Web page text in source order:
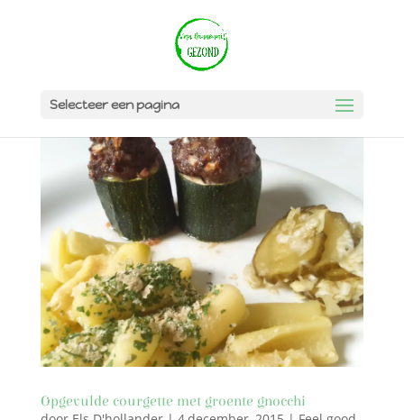
Selecteer een pagina
Opgevulde courgette met groente gnocchi